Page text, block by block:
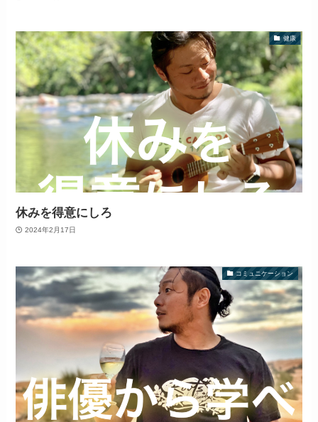
健康
休みを得意にしろ
2024年2月17日
コミュニケーション